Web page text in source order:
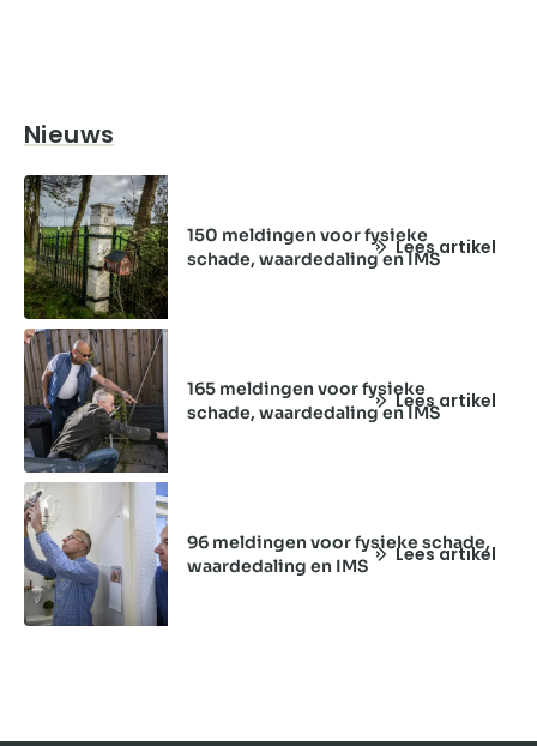
Nieuws
150 meldingen voor fysieke
schade, waardedaling en IMSLees artikel
165 meldingen voor fysieke
schade, waardedaling en IMSLees artikel
96 meldingen voor fysieke schade,
waardedaling en IMS
Lees artikel